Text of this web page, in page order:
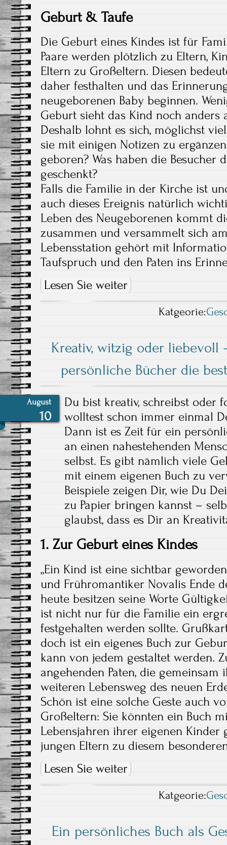
Geburt & Taufe
Die Geburt eines Kindes ist für
Paare werden plötzlich zu Eltern,
Eltern zu Großeltern. Diesen
daher festhalten und das
neugeborenen Baby beginnen.
Geburt sieht das Kind noch anders
Deshalb lohnt es sich, möglichst
sie mit einigen Notizen zu
geboren? Was haben die Besucher
geschenkt?
Falls die Familie in der Kirche ist
auch dieses Ereignis natürlich
Leben des Neugeborenen kommt
zusammen und versammelt sich
Lebensstation gehört mit
Taufspruch und den Paten ins
Lesen Sie weiter
Katgeorie:
Kreativ, witzig oder liebevoll
persönliche Bücher die
August
10
Du bist kreativ, schreibst oder
wolltest schon immer einmal
Dann ist es Zeit für ein
an einen nahestehenden
selbst. Es gibt nämlich viele
mit einem eigenen Buch zu
Beispiele zeigen Dir, wie Du
zu Papier bringen kannst –
glaubst, dass es Dir an
1. Zur Geburt eines Kindes
„Ein Kind ist eine sichtbar
und Frühromantiker Novalis Ende
heute besitzen seine Worte
ist nicht nur für die Familie ein
festgehalten werden sollte.
doch ist ein eigenes Buch zur
kann von jedem gestaltet werden.
angehenden Paten, die gemeinsam
weiteren Lebensweg des neuen
Schön ist eine solche Geste auch
Großeltern: Sie könnten ein Buch
Lebensjahren ihrer eigenen Kinder
jungen Eltern zu diesem
Lesen Sie weiter
Katgeorie:
Ein persönliches Buch als